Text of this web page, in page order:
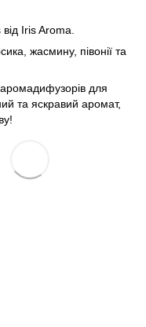
від Iris Aroma.
жасмину, півонії та
для
та яскравий аромат,